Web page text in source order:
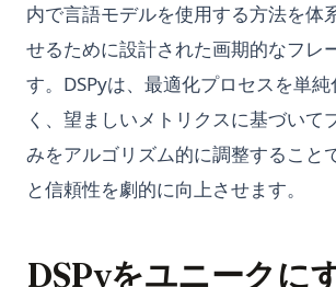
内で言語モデルを使用する方法を体
せるために設計された画期的なフレ
す。DSPyは、最適化プロセスを単
く、望ましいメトリクスに基づいて
みをアルゴリズム的に調整すること
と信頼性を劇的に向上させます。
DSPyをユニークに